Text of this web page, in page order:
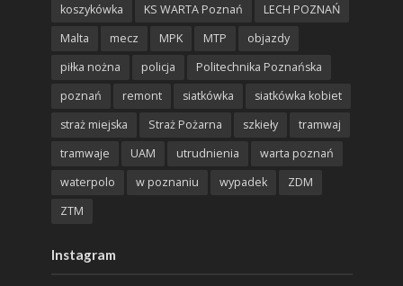
koszykówka
KS WARTA Poznań
LECH POZNAŃ
Malta
mecz MPK MTP
objazdy
piłka nożna
policja
Politechnika Poznańska
poznań
remont siatkówka
siatkówka kobiet
straż miejska
Straż Pożarna szkieły
tramwaj
tramwaje
UAM utrudnienia
warta poznań
waterpolo
w poznaniu wypadek
ZDM
ZTM
Instagram